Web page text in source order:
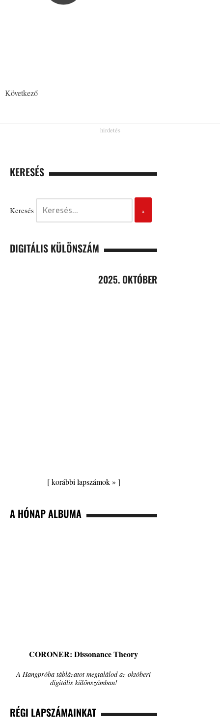
Következő
KERESÉS
Keresés
DIGITÁLIS KÜLÖNSZÁM
2025. OKTÓBER
[korábbi lapszámok » ]
A HÓNAP ALBUMA
CORONER: Dissonance Theory
A Hangpróba táblázatot megtalálod az októberi
digitális különszámban!
RÉGI LAPSZÁMAINKAT